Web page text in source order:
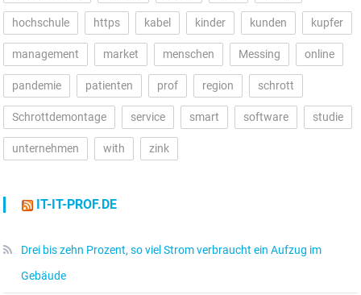
hochschule https kabel kinder kunden kupfer
management market menschen Messing online
pandemie patienten prof region schrott
Schrottdemontage service smart software studie
unternehmen with zink
IT-IT-PROF.DE
Drei bis zehn Prozent, so viel Strom verbraucht ein Aufzug im
Gebäude